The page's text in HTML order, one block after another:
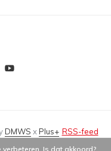
DMWS xPlus+ RSS-feed
Is dat akkoord?